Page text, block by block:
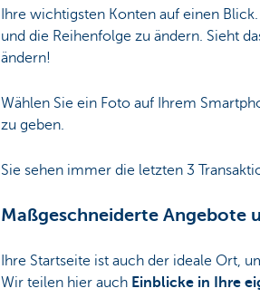
Ihre wichtigsten Konten auf einen
und die Reihenfolge zu ändern. Sieht
ändern!
Wählen Sie ein Foto auf Ihrem
zu geben.
Sie sehen immer die letzten 3
Maßgeschneiderte Angebote
Ihre Startseite ist auch der ideale Ort,
Wir teilen hier auch Einblicke in Ihre